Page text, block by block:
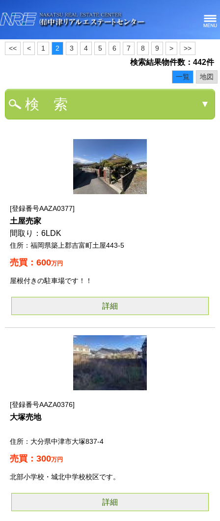
<< < 1 2 3 4 5 6 7 8 9 > >>
検索結果物件数：442件
地図
一覧
検 索 ▼
登録番号AAZA0377
土屋売家
6LDK
福岡県築上郡吉富町土屋443-5
600万円
屋根付きの駐車場です！！
詳細
登録番号AAZA0376
大塚売地
大分県中津市大塚837-4
300万円
北部小学校・城北中学校校区です。
詳細